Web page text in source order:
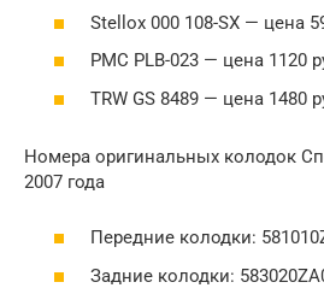
Stellox 000 108-SX — цена
PMC PLB-023 — цена 1120
TRW GS 8489 — цена 1480
Номера оригинальных колодок
2007 года
Передние колодки:
Задние колодки: